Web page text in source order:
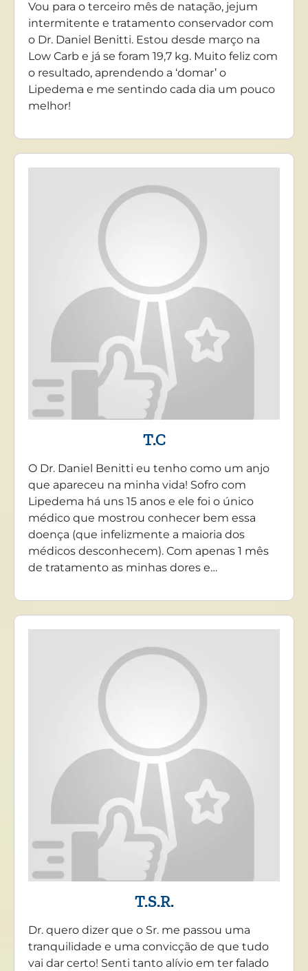
Vou para o terceiro mês de natação, jejum
intermitente e tratamento conservador com
o Dr. Daniel Benitti. Estou desde março na
Low Carb e já se foram 19,7 kg. Muito feliz com
o resultado, aprendendo a ‘domar’ o
Lipedema e me sentindo cada dia um pouco
melhor!
T.C
O Dr. Daniel Benitti eu tenho como um anjo
que apareceu na minha vida! Sofro com
Lipedema há uns 15 anos e ele foi o único
médico que mostrou conhecer bem essa
doença (que infelizmente a maioria dos
médicos desconhecem). Com apenas 1 mês
de tratamento as minhas dores e…
T.S.R.
Dr. quero dizer que o Sr. me passou uma
tranquilidade e uma convicção de que tudo
vai dar certo! Senti tanto alívio em ter falado